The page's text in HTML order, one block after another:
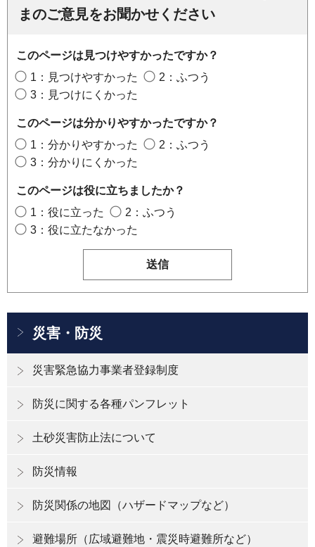
まのご意見をお聞かせください
このページは見つけやすかったですか？
1：見つけやすかった
2：ふつう
3：見つけにくかった
このページは分かりやすかったですか？
1：分かりやすかった
2：ふつう
3：分かりにくかった
このページは役に立ちましたか？
1：役に立った
2：ふつう
3：役に立たなかった
災害・防災
災害緊急協力事業者登録制度
防災に関する各種パンフレット
土砂災害防止法について
防災情報
防災関係の地図（ハザードマップなど）
避難場所（広域避難地・震災時避難所など）